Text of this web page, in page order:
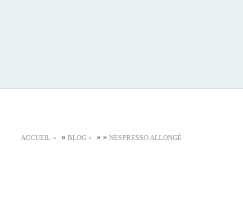
ACCUEIL » BLOG » » NESPRESSO ALLONGÉ